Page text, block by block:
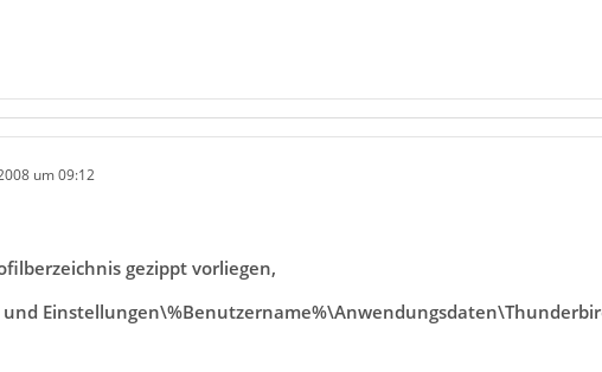
um 09:12
gezippt vorliegen,